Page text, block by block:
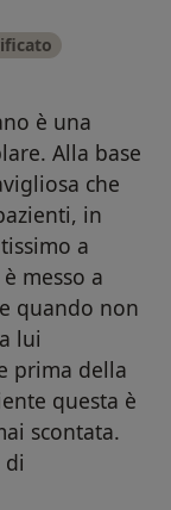
è una
Alla base
che
in
a
messo a
quando non
lui
prima della
questa è
scontata.
di